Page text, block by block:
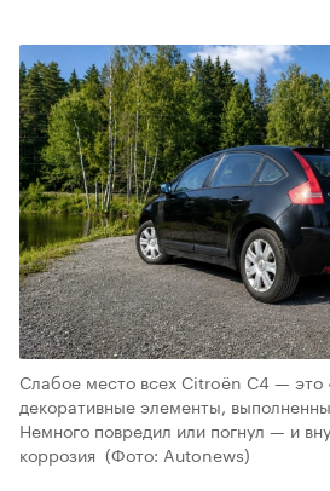
Слабое место всех Citroёn С4 — это
декоративные элементы,
Немного повредил или погнул — и
коррозия (Фото: Autonews)